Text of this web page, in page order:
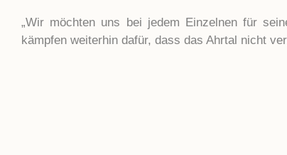
„Wir möchten uns bei jedem Einzelnen für
kämpfen weiterhin dafür, dass das Ahrtal nicht